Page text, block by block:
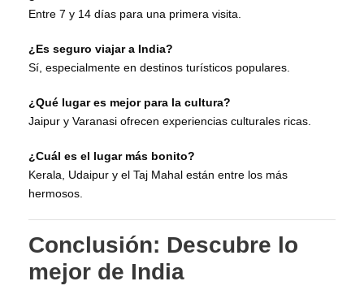
Entre 7 y 14 días para una primera visita.
¿Es seguro viajar a India?
Sí, especialmente en destinos turísticos populares.
¿Qué lugar es mejor para la cultura?
Jaipur y Varanasi ofrecen experiencias culturales ricas.
¿Cuál es el lugar más bonito?
Kerala, Udaipur y el Taj Mahal están entre los más
hermosos.
Conclusión: Descubre lo
mejor de India